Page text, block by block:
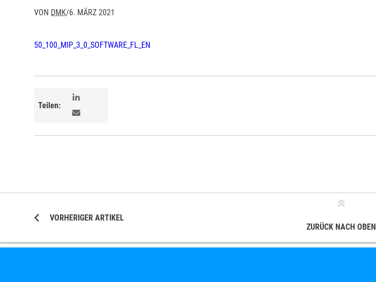
VON DMK/6. MÄRZ 2021
50_100_MIP_3_0_SOFTWARE_FL_EN
Teilen:
VORHERIGER ARTIKEL
ZURÜCK NACH OBEN